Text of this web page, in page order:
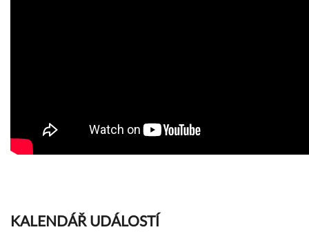
KALENDÁŘ UDÁLOSTÍ